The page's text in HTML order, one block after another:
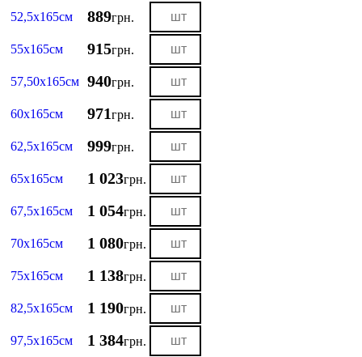
52,5х165см 889грн.
55х165см 915грн.
57,50х165см 940грн.
60х165см 971грн.
62,5х165см 999грн.
65х165см 1 023грн.
67,5х165см 1 054грн.
70х165см 1 080грн.
75х165см 1 138грн.
82,5х165см 1 190грн.
97,5х165см 1 384грн.